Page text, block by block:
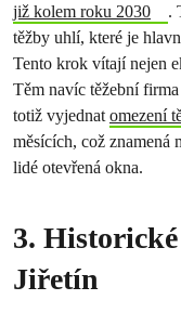
již kolem roku 2030
.
těžby uhlí, které je
Tento krok vítají nejen
Těm navíc těžební
totiž vyjednatomezení
měsících, což znamená
lidé otevřená okna.
3.
Jiřetín